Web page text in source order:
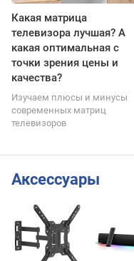
Какая матрица
телевизора лучшая? А
какая оптимальная с
точки зрения цены и
качества?
Изучаем плюсы и минусы
современных матриц
телевизоров
Аксессуары